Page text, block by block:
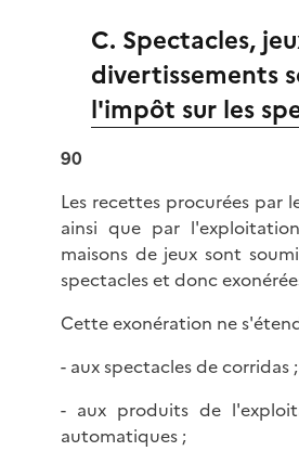
C. Spectacles,
divertissements
l'impôt sur les
90
Les recettes procurées par
ainsi que par
maisons de jeux sont
spectacles et donc
Cette exonération ne
- aux spectacles de corridas ;
- aux produits de
automatiques ;